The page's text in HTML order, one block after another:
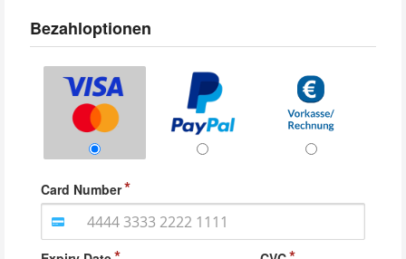
Bezahloptionen
Card Number